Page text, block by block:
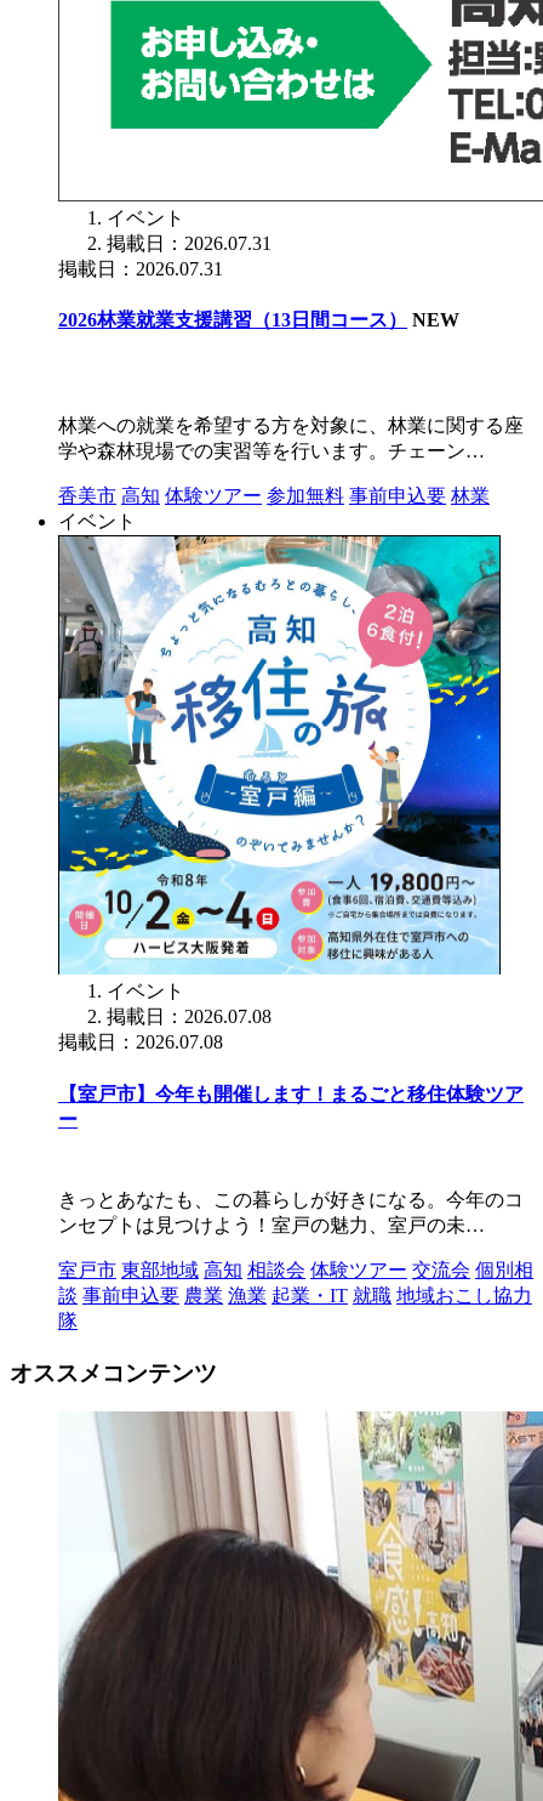
イベント
掲載日：2026.07.31
掲載日：2026.07.31
2026林業就業支援講習（13日間コース） NEW
林業への就業を希望する方を対象に、林業に関する座
学や森林現場での実習等を行います。チェーン…
香美市 高知 体験ツアー 参加無料 事前申込要 林業
イベント
イベント
掲載日：2026.07.08
掲載日：2026.07.08
【室戸市】今年も開催します！まるごと移住体験ツア
ー
きっとあなたも、この暮らしが好きになる。今年のコ
ンセプトは見つけよう！室戸の魅力、室戸の未…
室戸市 東部地域 高知 相談会 体験ツアー 交流会 個別相
談 事前申込要 農業 漁業 起業・IT 就職 地域おこし協力
隊
オススメコンテンツ